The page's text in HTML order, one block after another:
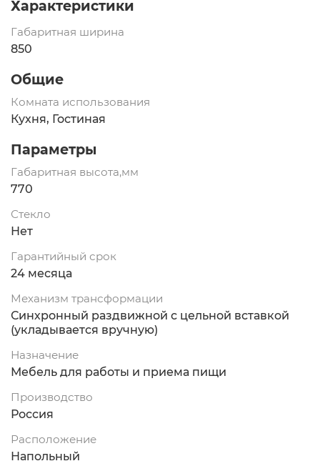
Характеристики
Габаритная ширина
850
Общие
Комната использования
Кухня, Гостиная
Параметры
Габаритная высота,мм
770
Стекло
Нет
Гарантийный срок
24 месяца
Механизм трансформации
Синхронный раздвижной с цельной вставкой
(укладывается вручную)
Назначение
Мебель для работы и приема пищи
Производство
Россия
Расположение
Напольный